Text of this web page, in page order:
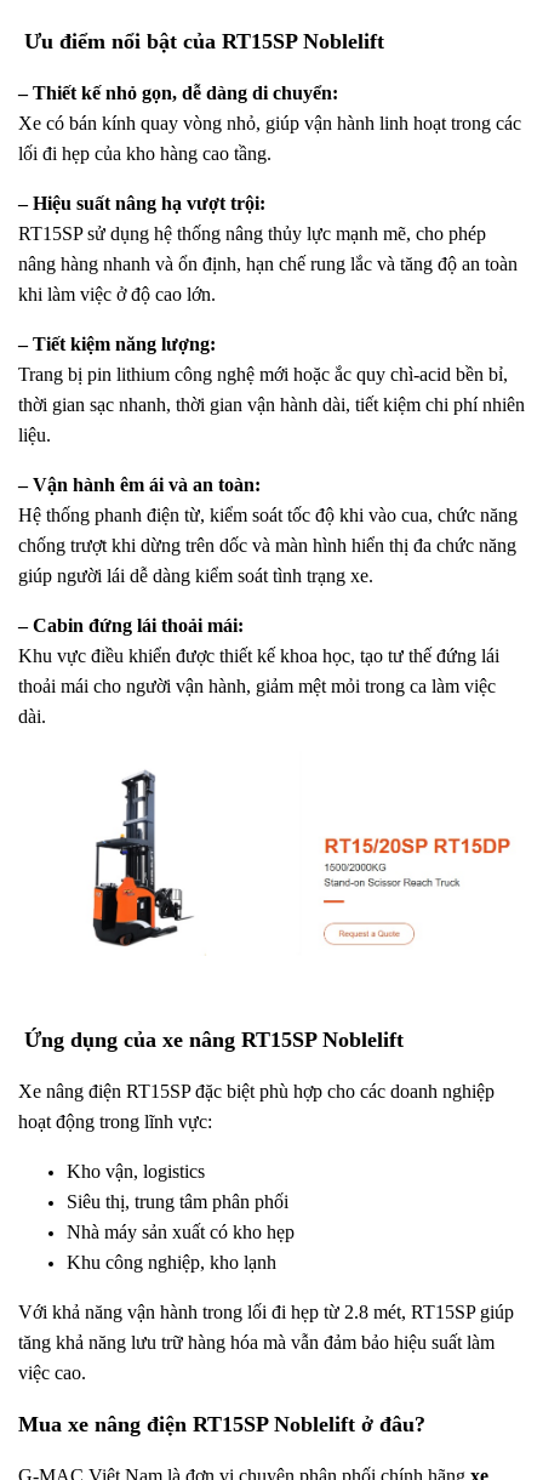
Ưu điểm nổi bật của RT15SP Noblelift
– Thiết kế nhỏ gọn, dễ dàng di chuyển:
Xe có bán kính quay vòng nhỏ, giúp vận hành linh hoạt trong các
lối đi hẹp của kho hàng cao tầng.
– Hiệu suất nâng hạ vượt trội:
RT15SP sử dụng hệ thống nâng thủy lực mạnh mẽ, cho phép
nâng hàng nhanh và ổn định, hạn chế rung lắc và tăng độ an toàn
khi làm việc ở độ cao lớn.
– Tiết kiệm năng lượng:
Trang bị pin lithium công nghệ mới hoặc ắc quy chì-acid bền bỉ,
thời gian sạc nhanh, thời gian vận hành dài, tiết kiệm chi phí nhiên
liệu.
– Vận hành êm ái và an toàn:
Hệ thống phanh điện từ, kiểm soát tốc độ khi vào cua, chức năng
chống trượt khi dừng trên dốc và màn hình hiển thị đa chức năng
giúp người lái dễ dàng kiểm soát tình trạng xe.
– Cabin đứng lái thoải mái:
Khu vực điều khiển được thiết kế khoa học, tạo tư thế đứng lái
thoải mái cho người vận hành, giảm mệt mỏi trong ca làm việc
dài.
Ứng dụng của xe nâng RT15SP Noblelift
Xe nâng điện RT15SP đặc biệt phù hợp cho các doanh nghiệp
hoạt động trong lĩnh vực:
Kho vận, logistics
Siêu thị, trung tâm phân phối
Nhà máy sản xuất có kho hẹp
Khu công nghiệp, kho lạnh
Với khả năng vận hành trong lối đi hẹp từ 2.8 mét, RT15SP giúp
tăng khả năng lưu trữ hàng hóa mà vẫn đảm bảo hiệu suất làm
việc cao.
Mua xe nâng điện RT15SP Noblelift ở đâu?
G-MAC Việt Nam là đơn vị chuyên phân phối chính hãng xe